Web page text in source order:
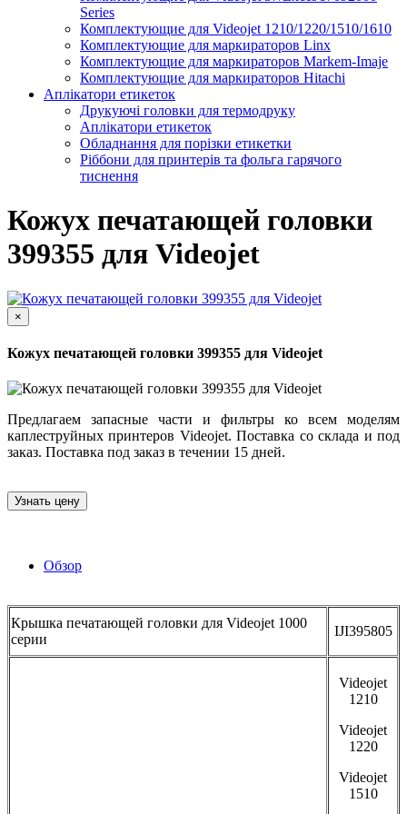
Series
Комплектующие для Videojet 1210/1220/1510/1610
Комплектующие для маркираторов Linx
Комплектующие для маркираторов Markem-Imaje
Комплектующие для маркираторов Hitachi
Аплікатори етикеток
Друкуючі головки для термодруку
Аплікатори етикеток
Обладнання для порізки етикетки
Ріббони для принтерів та фольга гарячого
тиснення
Кожух печатающей головки
399355 для Videojet
×
Кожух печатающей головки 399355 для Videojet
Предлагаем запасные части и фильтры ко всем моделям
каплеструйных принтеров Videojet. Поставка со склада и под
заказ. Поставка под заказ в течении 15 дней.
Узнать цену
Обзор
Крышка печатающей головки для Videojet 1000
серии
IJI395805
Videojet
1210
Videojet
1220
Videojet
1510